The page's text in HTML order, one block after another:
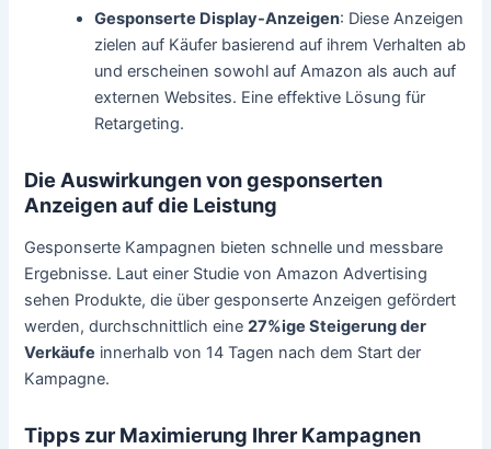
Gesponserte Display-Anzeigen: Diese Anzeigen
zielen auf Käufer basierend auf ihrem Verhalten ab
und erscheinen sowohl auf Amazon als auch auf
externen Websites. Eine effektive Lösung für
Retargeting.
Die Auswirkungen von gesponserten
Anzeigen auf die Leistung
Gesponserte Kampagnen bieten schnelle und messbare
Ergebnisse. Laut einer Studie von Amazon Advertising
sehen Produkte, die über gesponserte Anzeigen gefördert
werden, durchschnittlich eine27%ige Steigerung der
Verkäufe innerhalb von 14 Tagen nach dem Start der
Kampagne.
Tipps zur Maximierung Ihrer Kampagnen